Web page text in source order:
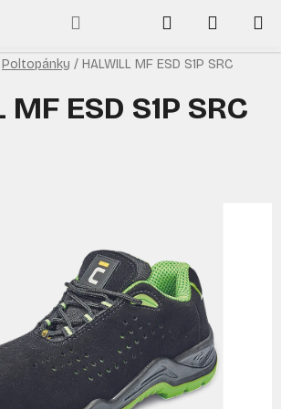
Hľadať
KOŠÍK
Poltopánky / HALWILL MF ESD S1P SRC
MF ESD S1P SRC